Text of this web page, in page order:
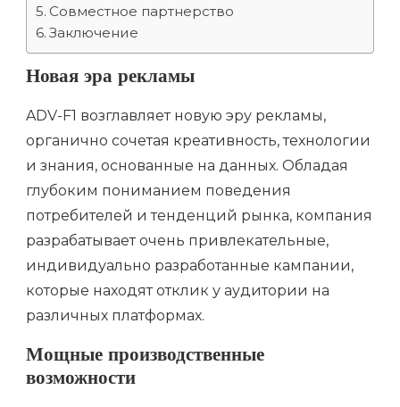
Совместное партнерство
Заключение
Новая эра рекламы
ADV-F1 возглавляет новую эру рекламы,
органично сочетая креативность, технологии
и знания, основанные на данных. Обладая
глубоким пониманием поведения
потребителей и тенденций рынка, компания
разрабатывает очень привлекательные,
индивидуально разработанные кампании,
которые находят отклик у аудитории на
различных платформах.
Мощные производственные
возможности